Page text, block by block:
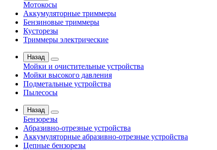
Мотокосы
Аккумуляторные триммеры
Бензиновые триммеры
Кусторезы
Триммеры электрические
Назад
Мойки и очистительные устройства
Мойки высокого давления
Подметальные устройства
Пылесосы
Назад
Бензорезы
Абразивно-отрезные устройства
Аккумуляторные абразивно-отрезные устройства
Цепные бензорезы